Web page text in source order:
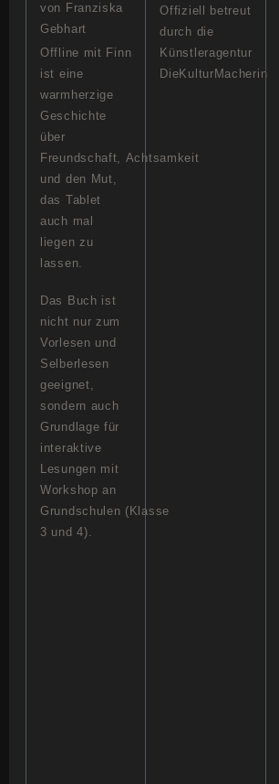
von Franziska
Gebhart
Offline mit Finn
ist eine
warmherzige
Geschichte
über
Freundschaft, Achtsamkeit
und den Mut,
das Tablet
auch mal
liegen zu
lassen.
Das Buch ist
nicht nur zum
Vorlesen und
Selberlesen
geeignet,
sondern auch
Grundlage für
interaktive
Lesungen mit
Workshop an
Grundschulen (Klasse
3 und 4).
Offiziell betreut
durch die
Künstleragentur
DieKulturMacherin